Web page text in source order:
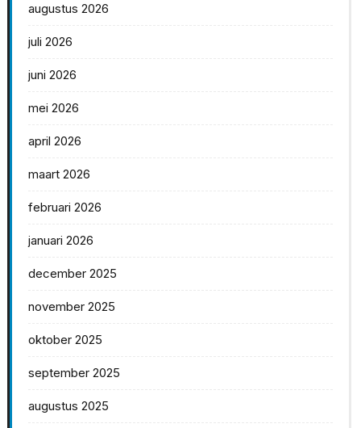
augustus 2026
juli 2026
juni 2026
mei 2026
april 2026
maart 2026
februari 2026
januari 2026
december 2025
november 2025
oktober 2025
september 2025
augustus 2025